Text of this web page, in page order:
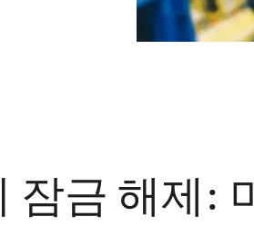
잠금 해제: 미